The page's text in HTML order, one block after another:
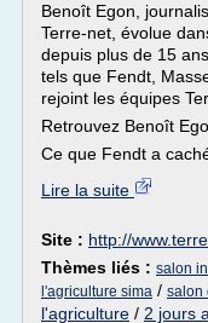
Benoît Egon,
Terre-net, évolue
depuis plus de 15
tels que Fendt,
rejoint les équipes
Retrouvez Benoît
Ce que Fendt a
Lire la suite
Site : http://
Thèmes liés : salon
l'agriculture sima / salon
l'agriculture / 2 jours